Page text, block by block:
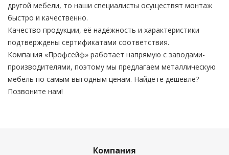
другой мебели, то наши специалисты осуществят монтаж
быстро и качественно.
Качество продукции, её надёжность и характеристики
подтверждены сертификатами соответствия.
Компания «Профсейф» работает напрямую с заводами-
производителями, поэтому мы предлагаем металлическую
мебель по самым выгодным ценам. Найдёте дешевле?
Позвоните нам!
Компания